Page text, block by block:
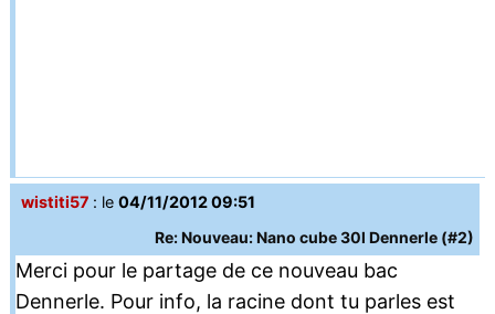
wistiti57 : le 04/11/2012 09:51
Re: Nouveau: Nano cube 30l Dennerle (#2)
Merci pour le partage de ce nouveau bac
Dennerle. Pour info, la racine dont tu parles est